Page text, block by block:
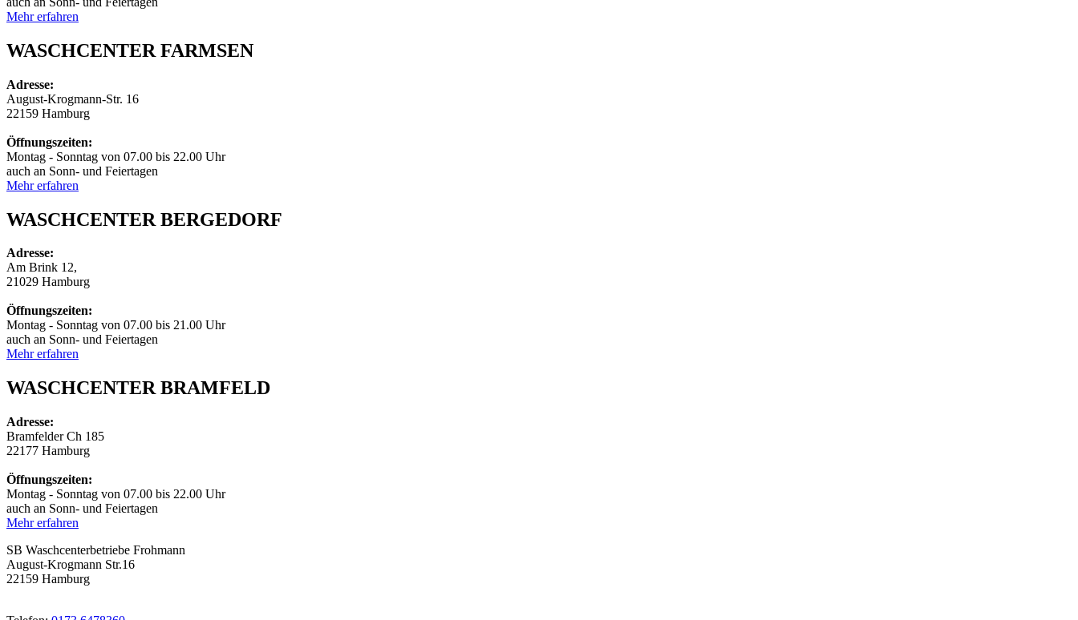
Mehr erfahren
WASCHCENTER FARMSEN
Adresse:
August-Krogmann-Str. 16
22159 Hamburg
Öffnungszeiten:
Montag - Sonntag von 07.00 bis 22.00 Uhr
auch an Sonn- und Feiertagen
Mehr erfahren
WASCHCENTER BERGEDORF
Adresse:
Am Brink 12,
21029 Hamburg
Öffnungszeiten:
Montag - Sonntag von 07.00 bis 21.00 Uhr
auch an Sonn- und Feiertagen
Mehr erfahren
WASCHCENTER BRAMFELD
Adresse:
Bramfelder Ch 185
22177 Hamburg
Öffnungszeiten:
Montag - Sonntag von 07.00 bis 22.00 Uhr
auch an Sonn- und Feiertagen
Mehr erfahren
SB Waschcenterbetriebe Frohmann
August-Krogmann Str.16
22159 Hamburg